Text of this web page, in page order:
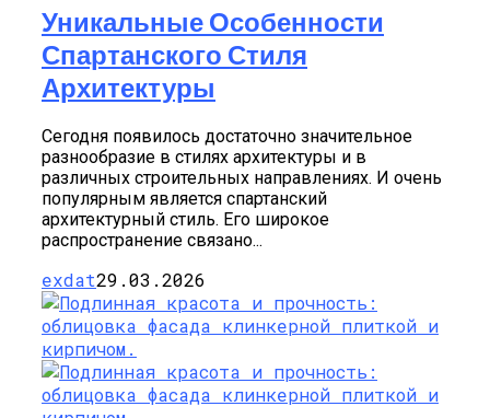
Уникальные Особенности
Спартанского Стиля
Архитектуры
Сегодня появилось достаточно значительное
разнообразие в стилях архитектуры и в
различных строительных направлениях. И очень
популярным является спартанский
архитектурный стиль. Его широкое
распространение связано...
exdat29.03.2026